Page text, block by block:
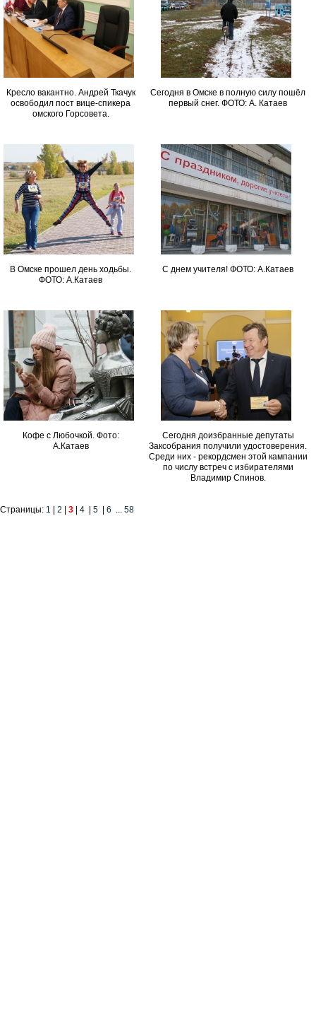
Кресло вакантно. Андрей Ткачук
освободил пост вице-спикера
омского Горсовета.
Сегодня в Омске в полную силу пошёл
первый снег. ФОТО: А. Катаев
В Омске прошел день ходьбы.
ФОТО: А.Катаев
С днем учителя! ФОТО: А.Катаев
Кофе с Любочкой. Фото:
А.Катаев
Сегодня доизбранные депутаты
Заксобрания получили удостоверения.
Среди них - рекордсмен этой кампании
по числу встреч с избирателями
Владимир Спинов.
Страницы: 1 2 3 4 5 6 ... 58